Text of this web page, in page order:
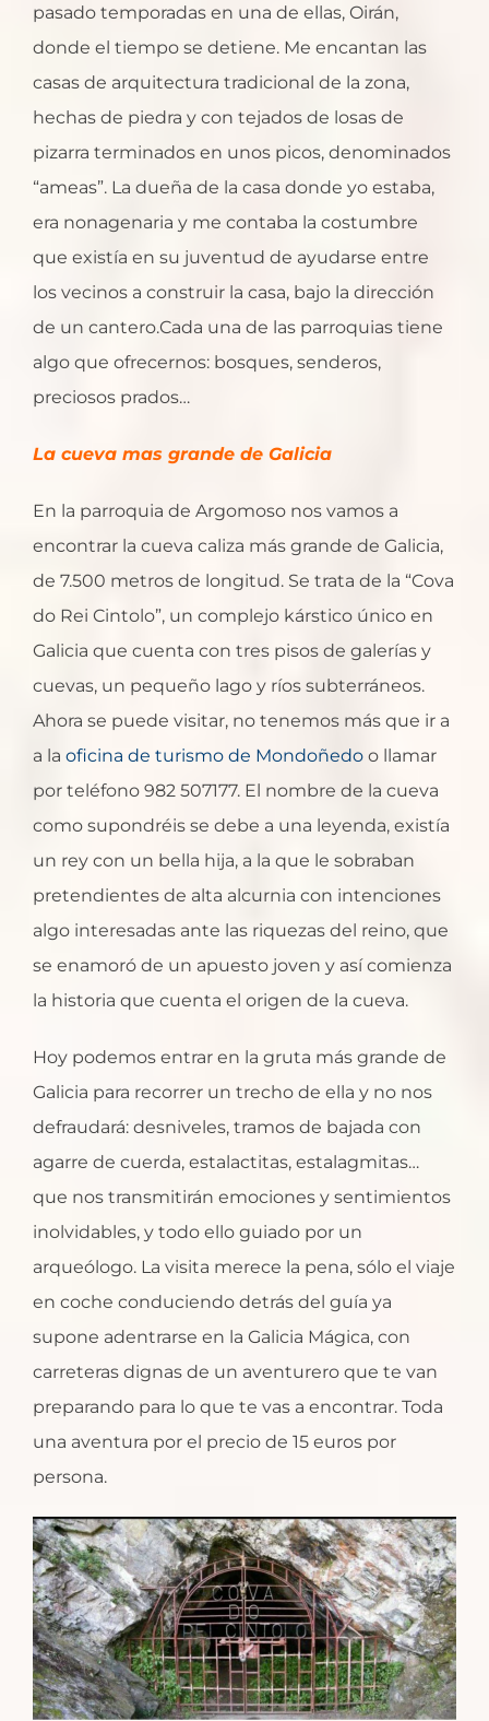
pasado temporadas en una de ellas, Oirán,
donde el tiempo se detiene. Me encantan las
casas de arquitectura tradicional de la zona,
hechas de piedra y con tejados de losas de
pizarra terminados en unos picos, denominados
“ameas”. La dueña de la casa donde yo estaba,
era nonagenaria y me contaba la costumbre
que existía en su juventud de ayudarse entre
los vecinos a construir la casa, bajo la dirección
de un cantero.Cada una de las parroquias tiene
algo que ofrecernos: bosques, senderos,
preciosos prados…
La cueva mas grande de Galicia
En la parroquia de Argomoso nos vamos a
encontrar la cueva caliza más grande de Galicia,
de 7.500 metros de longitud. Se trata de la “Cova
do Rei Cintolo”, un complejo kárstico único en
Galicia que cuenta con tres pisos de galerías y
cuevas, un pequeño lago y ríos subterráneos.
Ahora se puede visitar, no tenemos más que ir a
a la oficina de turismo de Mondoñedo o llamar
por teléfono 982 507177. El nombre de la cueva
como supondréis se debe a una leyenda, existía
un rey con un bella hija, a la que le sobraban
pretendientes de alta alcurnia con intenciones
algo interesadas ante las riquezas del reino, que
se enamoró de un apuesto joven y así comienza
la historia que cuenta el origen de la cueva.
Hoy podemos entrar en la gruta más grande de
Galicia para recorrer un trecho de ella y no nos
defraudará: desniveles, tramos de bajada con
agarre de cuerda, estalactitas, estalagmitas…
que nos transmitirán emociones y sentimientos
inolvidables, y todo ello guiado por un
arqueólogo. La visita merece la pena, sólo el viaje
en coche conduciendo detrás del guía ya
supone adentrarse en la Galicia Mágica, con
carreteras dignas de un aventurero que te van
preparando para lo que te vas a encontrar. Toda
una aventura por el precio de 15 euros por
persona.